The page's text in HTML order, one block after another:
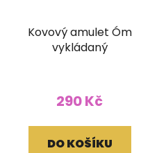
Kovový amulet Óm
vykládaný
290 Kč
DO KOŠÍKU